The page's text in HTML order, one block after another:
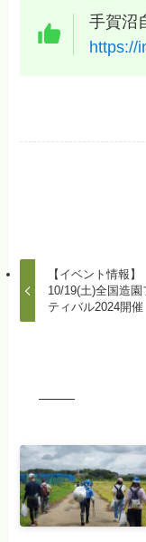
手賀沼
https://
【イベント情報】
10/19(土)全国造園
ティバル2024開催